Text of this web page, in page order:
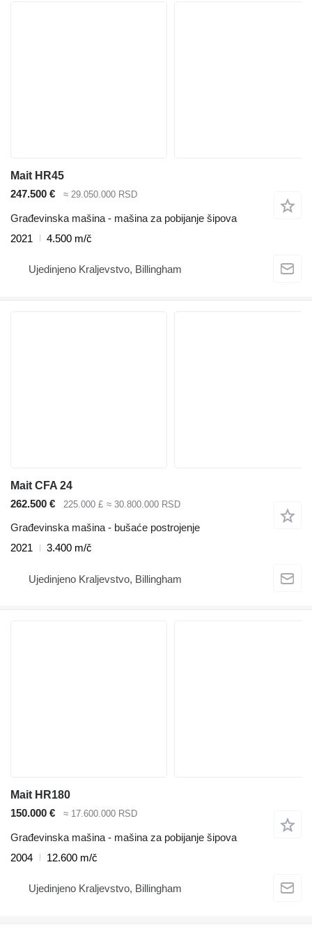
Mait HR45
247.500 €
≈ 29.050.000 RSD
Građevinska mašina - mašina za pobijanje šipova
2021
4.500 m/č
Ujedinjeno Kraljevstvo, Billingham
Mait CFA 24
262.500 €
225.000 £ ≈ 30.800.000 RSD
Građevinska mašina - bušaće postrojenje
2021
3.400 m/č
Ujedinjeno Kraljevstvo, Billingham
Mait HR180
150.000 €
≈ 17.600.000 RSD
Građevinska mašina - mašina za pobijanje šipova
2004
12.600 m/č
Ujedinjeno Kraljevstvo, Billingham